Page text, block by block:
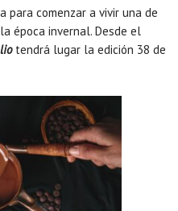
para comenzar a vivir una de
época invernal. Desde el
tendrá lugar la edición 38 de